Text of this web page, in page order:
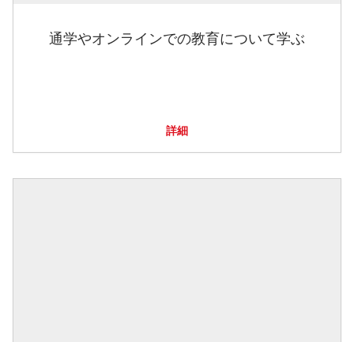
通学やオンラインでの教育について学ぶ
詳細